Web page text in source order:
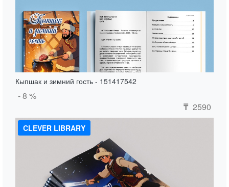
Кыпшак и зимний гость - 151417542
- 8 %
₸ 2590
CLEVER LIBRARY